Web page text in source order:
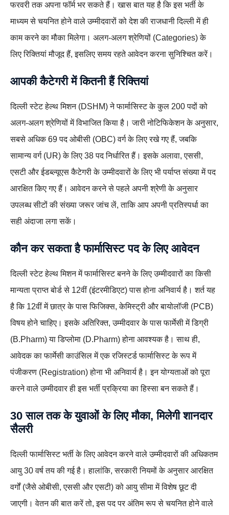
फरवरी तक अपना फॉर्म भर सकते हैं। खास बात यह है कि इस भर्ती के
माध्यम से चयनित होने वाले उम्मीदवारों को देश की राजधानी दिल्ली में ही
काम करने का मौका मिलेगा। अलग-अलग श्रेणियों (Categories) के
लिए रिक्तियां मौजूद हैं, इसलिए समय रहते आवेदन करना सुनिश्चित करें।
आपकी कैटेगरी में कितनी हैं रिक्तियां
दिल्ली स्टेट हेल्थ मिशन (DSHM) ने फार्मासिस्ट के कुल 200 पदों को
अलग-अलग श्रेणियों में विभाजित किया है। जारी नोटिफिकेशन के अनुसार,
सबसे अधिक 69 पद ओबीसी (OBC) वर्ग के लिए रखे गए हैं, जबकि
सामान्य वर्ग (UR) के लिए 38 पद निर्धारित हैं। इसके अलावा, एससी,
एसटी और ईडब्ल्यूएस कैटेगरी के उम्मीदवारों के लिए भी पर्याप्त संख्या में पद
आरक्षित किए गए हैं। आवेदन करने से पहले अपनी श्रेणी के अनुसार
उपलब्ध सीटों की संख्या जरूर जांच लें, ताकि आप अपनी प्रतिस्पर्धा का
सही अंदाजा लगा सकें।
कौन कर सकता है फार्मासिस्ट पद के लिए आवेदन
दिल्ली स्टेट हेल्थ मिशन में फार्मासिस्ट बनने के लिए उम्मीदवारों का किसी
मान्यता प्राप्त बोर्ड से 12वीं (इंटरमीडिएट) पास होना अनिवार्य है। शर्त यह
है कि 12वीं में छात्र के पास फिजिक्स, केमिस्ट्री और बायोलॉजी (PCB)
विषय होने चाहिए। इसके अतिरिक्त, उम्मीदवार के पास फार्मेसी में डिग्री
(B.Pharm) या डिप्लोमा (D.Pharm) होना आवश्यक है। साथ ही,
आवेदक का फार्मेसी काउंसिल में एक रजिस्टर्ड फार्मासिस्ट के रूप में
पंजीकरण (Registration) होना भी अनिवार्य है। इन योग्यताओं को पूरा
करने वाले उम्मीदवार ही इस भर्ती प्रक्रिया का हिस्सा बन सकते हैं।
30 साल तक के युवाओं के लिए मौका, मिलेगी शानदार
सैलरी
दिल्ली फार्मासिस्ट भर्ती के लिए आवेदन करने वाले उम्मीदवारों की अधिकतम
आयु 30 वर्ष तय की गई है। हालांकि, सरकारी नियमों के अनुसार आरक्षित
वर्गों (जैसे ओबीसी, एससी और एसटी) को आयु सीमा में विशेष छूट दी
जाएगी। वेतन की बात करें तो, इस पद पर अंतिम रूप से चयनित होने वाले